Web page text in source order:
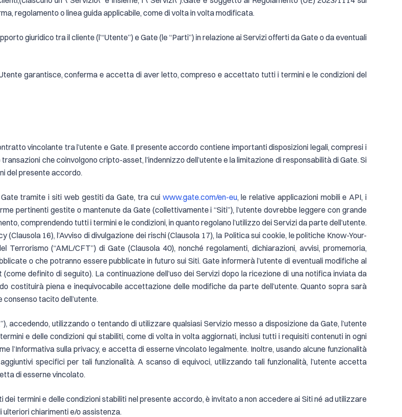
regolamento o linea guida applicabile, come di volta in volta modificata.
giuridico tra il cliente (l’“Utente”) e Gate (le “Parti”) in relazione ai Servizi offerti da Gate o da eventuali
garantisce, conferma e accetta di aver letto, compreso e accettato tutti i termini e le condizioni del
vincolante tra l’utente e Gate. Il presente accordo contiene importanti disposizioni legali, compresi i
che coinvolgono cripto-asset, l’indennizzo dell’utente e la limitazione di responsabilità di Gate. Si
del presente accordo.
tramite i siti web gestiti da Gate, tra cui www.gate.com/en-eu, le relative applicazioni mobili e API, i
pertinenti gestite o mantenute da Gate (collettivamente i “Siti”), l’utente dovrebbe leggere con grande
comprendendo tutti i termini e le condizioni, in quanto regolano l’utilizzo dei Servizi da parte dell’utente.
16), l’Avviso di divulgazione dei rischi (Clausola 17), la Politica sui cookie, le politiche Know-Your-
Terrorismo (“AML/CFT”) di Gate (Clausola 40), nonché regolamenti, dichiarazioni, avvisi, promemoria,
o che potranno essere pubblicate in futuro sui Siti. Gate informerà l’utente di eventuali modifiche al
definito di seguito). La continuazione dell’uso dei Servizi dopo la ricezione di una notifica inviata da
costituirà piena e inequivocabile accettazione delle modifiche da parte dell’utente. Quanto sopra sarà
tacito dell’utente.
accedendo, utilizzando o tentando di utilizzare qualsiasi Servizio messo a disposizione da Gate, l’utente
e delle condizioni qui stabiliti, come di volta in volta aggiornati, inclusi tutti i requisiti contenuti in ogni
sulla privacy, e accetta di esserne vincolato legalmente. Inoltre, usando alcune funzionalità
specifici per tali funzionalità. A scanso di equivoci, utilizzando tali funzionalità, l’utente accetta
di esserne vincolato.
termini e delle condizioni stabiliti nel presente accordo, è invitato a non accedere ai Siti né ad utilizzare
ulteriori chiarimenti e/o assistenza.